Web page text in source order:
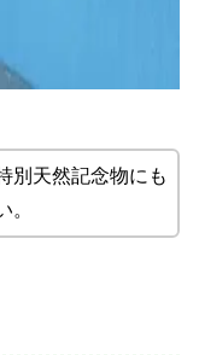
別天然記念物にも
。